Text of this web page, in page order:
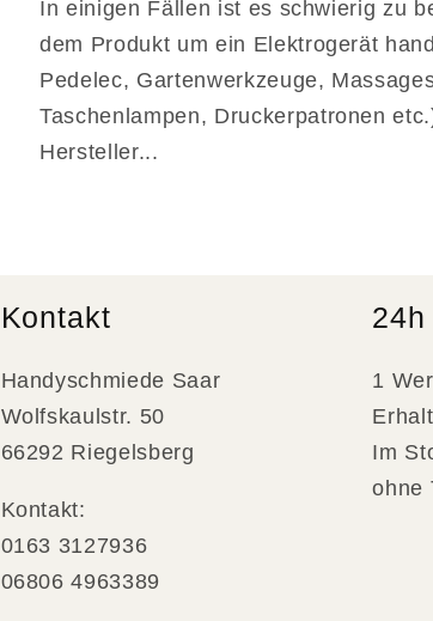
In einigen Fällen ist es schwierig zu
dem Produkt um ein Elektrogerät
Pedelec, Gartenwerkzeuge,
Taschenlampen, Druckerpatronen
Hersteller...
Kontakt
Handyschmiede Saar
Wolfskaulstr. 50
66292 Riegelsberg
Kontakt:
0163 3127936
06806 4963389
1
Im
ohne